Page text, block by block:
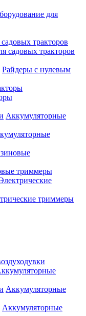
для
тракторов
садовых тракторов
Райдеры с нулевым
Аккумуляторные
триммеры
триммеры
Аккумуляторные
Аккумуляторные